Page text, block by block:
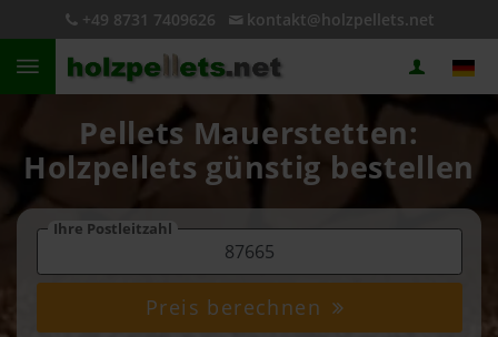
+49 8731 7409626 kontakt@holzpellets.net
Pellets Mauerstetten:
Holzpellets günstig bestellen
Ihre Postleitzahl
Preis berechnen